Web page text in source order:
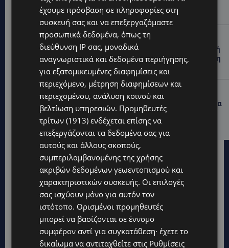
ΜΟΝΗ ΑΓΙΟΥ ΝΕΟΦΥΤΟΥ: «Για αποκατάσταση της
αλήθειας» – Όλα ξεκίνησαν για ένα δωμάτιο
UPDATES
ΘΑ ΣΑΛΠΑΡΟΥΜΕ: Δεν σταματά η θαλάσσια επιβατική
σύνδεση Κύπρου – Ελλάδας το 2027-Πότε θα κριθεί η
συνέχεια από το 2028
UPDATES
ΛΕΩΦΟΡΟΣ ΤΣΕΡΙΟΥ: Άνοιξε ο δρόμος, αλλά άρχισαν τα
παράπονα των πολιτών – «Έγινε σωστά ο
σχεδιασμός;»
έχουμε πρόσβαση σε πληροφορίες στη
συσκευή σας και να επεξεργαζόμαστε
προσωπικά δεδομένα, όπως τη
διεύθυνση IP σας, μοναδικά
αναγνωριστικά και δεδομένα περιήγησης,
για εξατομικευμένες διαφημίσεις και
περιεχόμενο, μέτρηση διαφημίσεων και
περιεχομένου, ανάλυση κοινού και
βελτίωση υπηρεσιών. Προμηθευτές
τρίτων (1913) ενδέχεται επίσης να
επεξεργάζονται τα δεδομένα σας για
αυτούς και άλλους σκοπούς,
συμπεριλαμβανομένης της χρήσης
ακριβών δεδομένων γεωεντοπισμού και
χαρακτηριστικών συσκευής. Οι επιλογές
σας ισχύουν μόνο για αυτόν τον
ιστότοπο. Ορισμένοι προμηθευτές
μπορεί να βασίζονται σε έννομο
συμφέρον αντί για συγκατάθεση· έχετε το
δικαίωμα να αντιταχθείτε στις Ρυθμίσεις